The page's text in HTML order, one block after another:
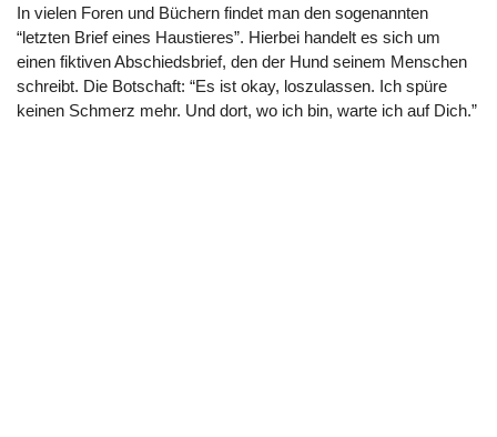
In vielen Foren und Büchern findet man den sogenannten
“letzten Brief eines Haustieres”. Hierbei handelt es sich um
einen fiktiven Abschiedsbrief, den der Hund seinem Menschen
schreibt. Die Botschaft: “Es ist okay, loszulassen. Ich spüre
keinen Schmerz mehr. Und dort, wo ich bin, warte ich auf Dich.”